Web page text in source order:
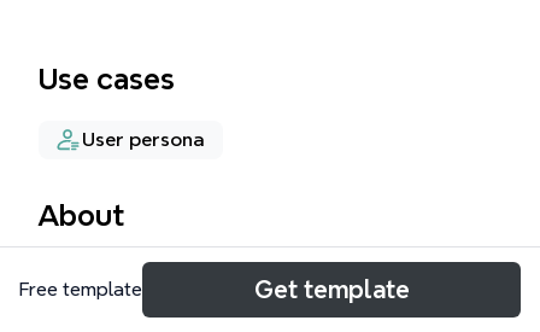
Use cases
User persona
About
この「ターゲットリサーチ」マインドマップテンプレ
ートは、むくみに悩む消費者を深く理解するためのリ
Free template Get template